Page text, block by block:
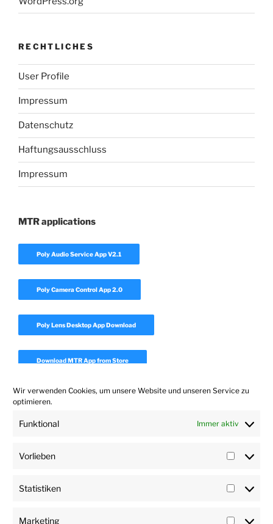
Wir verwenden Cookies, um unsere Website und unseren Service zu
optimieren.
Funktional Immer aktiv
Vorlieben
Statistiken
Marketing
RECHTLICHES
User Profile
Impressum
Datenschutz
Haftungsausschluss
Impressum
MTR applications
Poly Audio Service App V2.1
Poly Camera Control App 2.0
Poly Lens Desktop App Download
Download MTR App from Store
Download Realpresence Desktop